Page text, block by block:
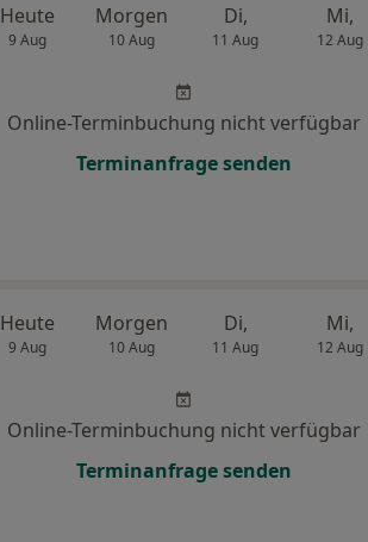
Heute
9 Aug
Morgen
10 Aug
Di,
11 Aug
Mi,
12 Aug
Online-Terminbuchung nicht verfügbar
Terminanfrage senden
Heute
9 Aug
Morgen
10 Aug
Di,
11 Aug
Mi,
12 Aug
Online-Terminbuchung nicht verfügbar
Terminanfrage senden